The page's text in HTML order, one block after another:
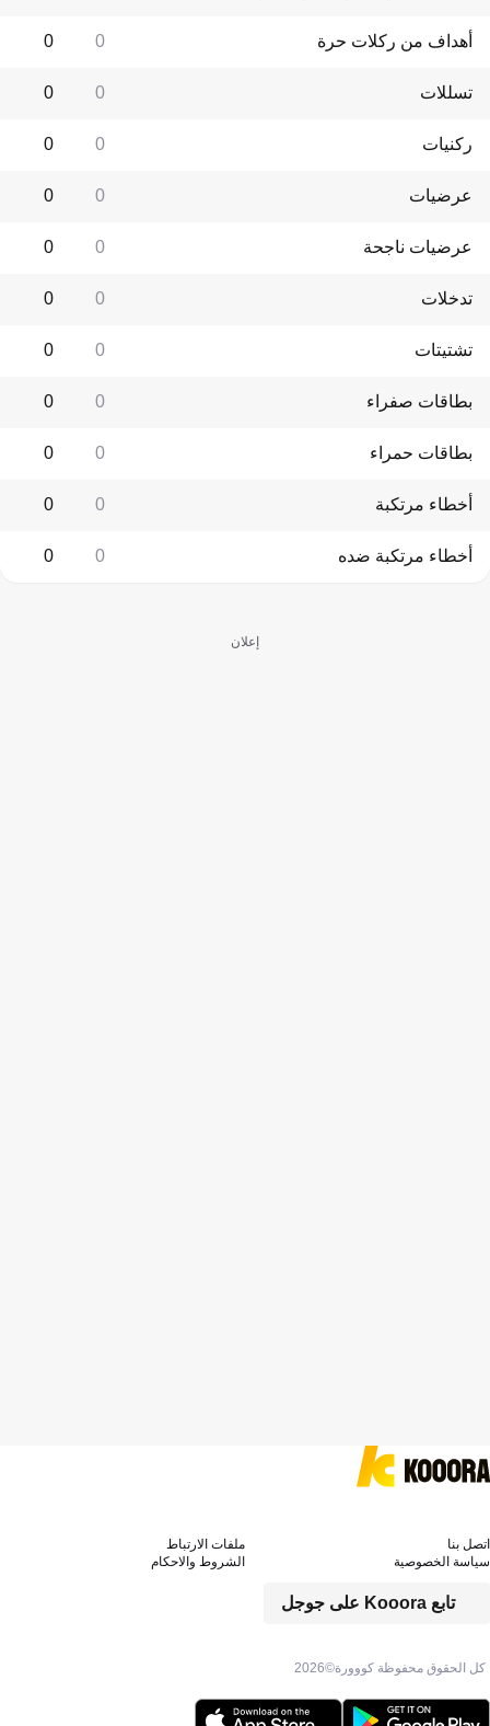
أهداف من ركلات حرة 0
0
تسللات 0
0
ركنيات 0
0
عرضيات 0
0
عرضيات ناجحة 0
0
تدخلات 0
0
تشتيتات 0
0
بطاقات صفراء 0
0
بطاقات حمراء 0
0
أخطاء مرتكبة 0
0
أخطاء مرتكبة ضده 0
0
إعلان
كل الحقوق محفوظة كووورة©2026
تابع Kooora على جوجل
اتصل بنا
ملفات الارتباط
سياسة الخصوصية
الشروط والاحكام